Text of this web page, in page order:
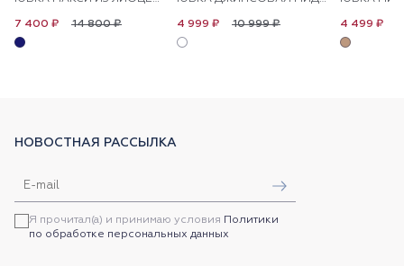
14 800 ₽
7 400 ₽ 10 999 ₽
4 999 ₽ 4 499 ₽
НОВОСТНАЯ РАССЫЛКА
Я прочитал(а) и принимаю условия Политики
по обработке персональных данных